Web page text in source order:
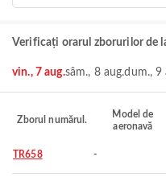
Verificați orarul zborurilor de
vin., 7 aug.sâm., 8 aug.dum., 9
Zborul numărul.
Model de
aeronavă
TR658 -